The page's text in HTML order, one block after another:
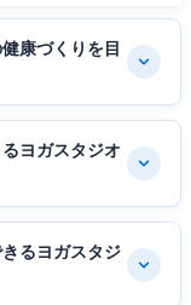
康づくりを目
ヨガスタジオ
るヨガスタジ